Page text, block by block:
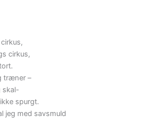
cirkus,
træner –
skal-
spurgt.
jeg med savsmuld